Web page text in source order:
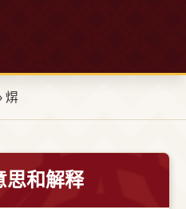
焺
思和解释